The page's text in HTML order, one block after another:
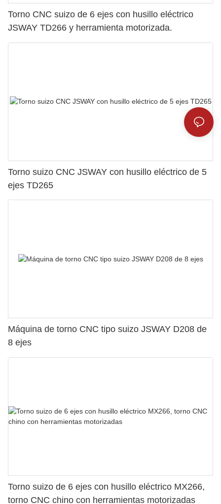
Torno CNC suizo de 6 ejes con husillo eléctrico
JSWAY TD266 y herramienta motorizada.
Torno suizo CNC JSWAY con husillo eléctrico de 5
ejes TD265
Máquina de torno CNC tipo suizo JSWAY D208 de
8 ejes
Torno suizo de 6 ejes con husillo eléctrico MX266,
torno CNC chino con herramientas motorizadas